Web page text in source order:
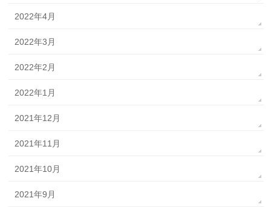
2022年4月
2022年3月
2022年2月
2022年1月
2021年12月
2021年11月
2021年10月
2021年9月